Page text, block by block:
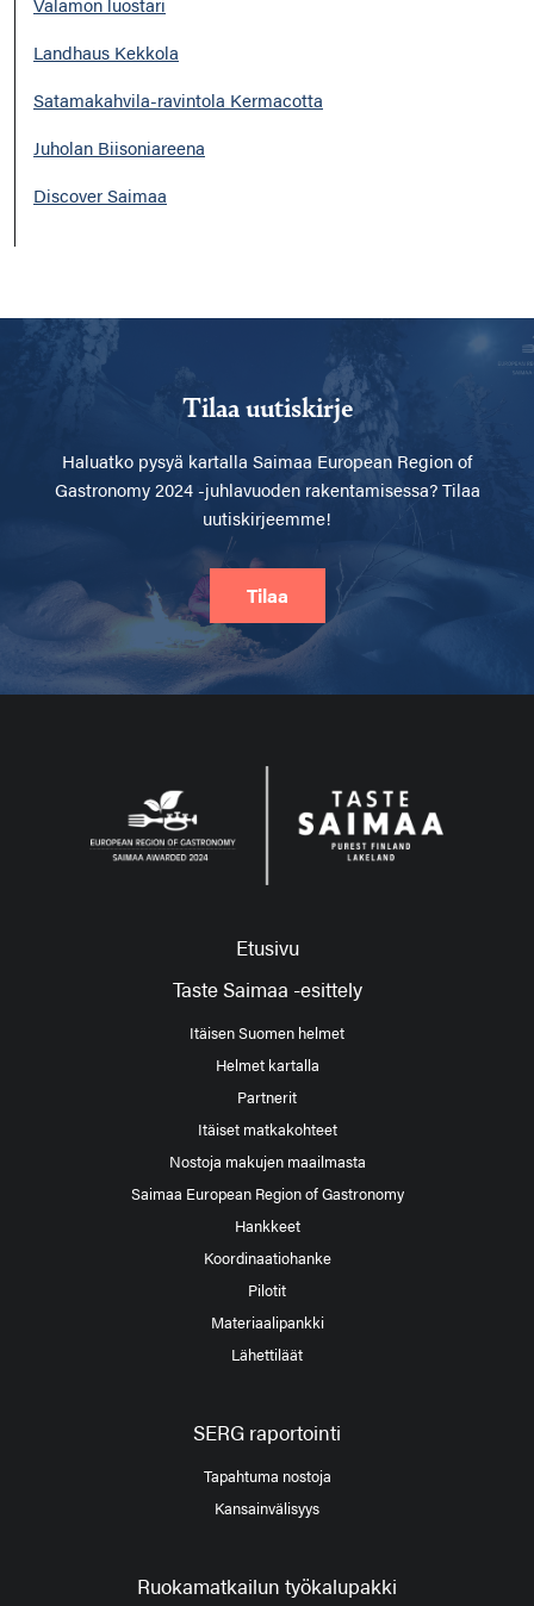
Landhaus Kekkola
Satamakahvila-ravintola Kermacotta
Juholan Biisoniareena
Discover Saimaa
Tilaa uutiskirje
Haluatko pysyä kartalla Saimaa European Region of
Gastronomy 2024 -juhlavuoden rakentamisessa? Tilaa
uutiskirjeemme!
Tilaa
Etusivu
Taste Saimaa -esittely
Itäisen Suomen helmet
Helmet kartalla
Partnerit
Itäiset matkakohteet
Nostoja makujen maailmasta
Saimaa European Region of Gastronomy
Hankkeet
Koordinaatiohanke
Pilotit
Materiaalipankki
Lähettiläät
SERG raportointi
Tapahtuma nostoja
Kansainvälisyys
Ruokamatkailun työkalupakki